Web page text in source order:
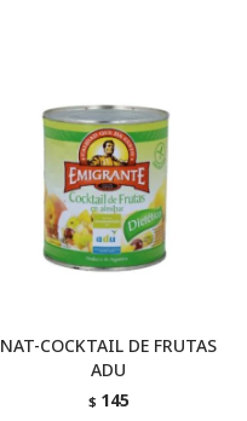
NAT-COCKTAIL DE FRUTAS
ADU
$ 145